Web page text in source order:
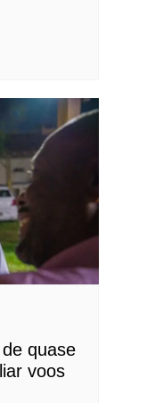
quase
voos